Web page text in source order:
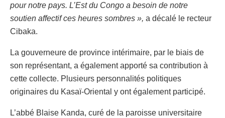
pour notre pays. L’Est du Congo a besoin de notre
soutien affectif ces heures sombres », a décalé le recteur
Cibaka.
La gouverneure de province intérimaire, par le biais de
son représentant, a également apporté sa contribution à
cette collecte. Plusieurs personnalités politiques
originaires du Kasaï-Oriental y ont également participé.
L’abbé Blaise Kanda, curé de la paroisse universitaire